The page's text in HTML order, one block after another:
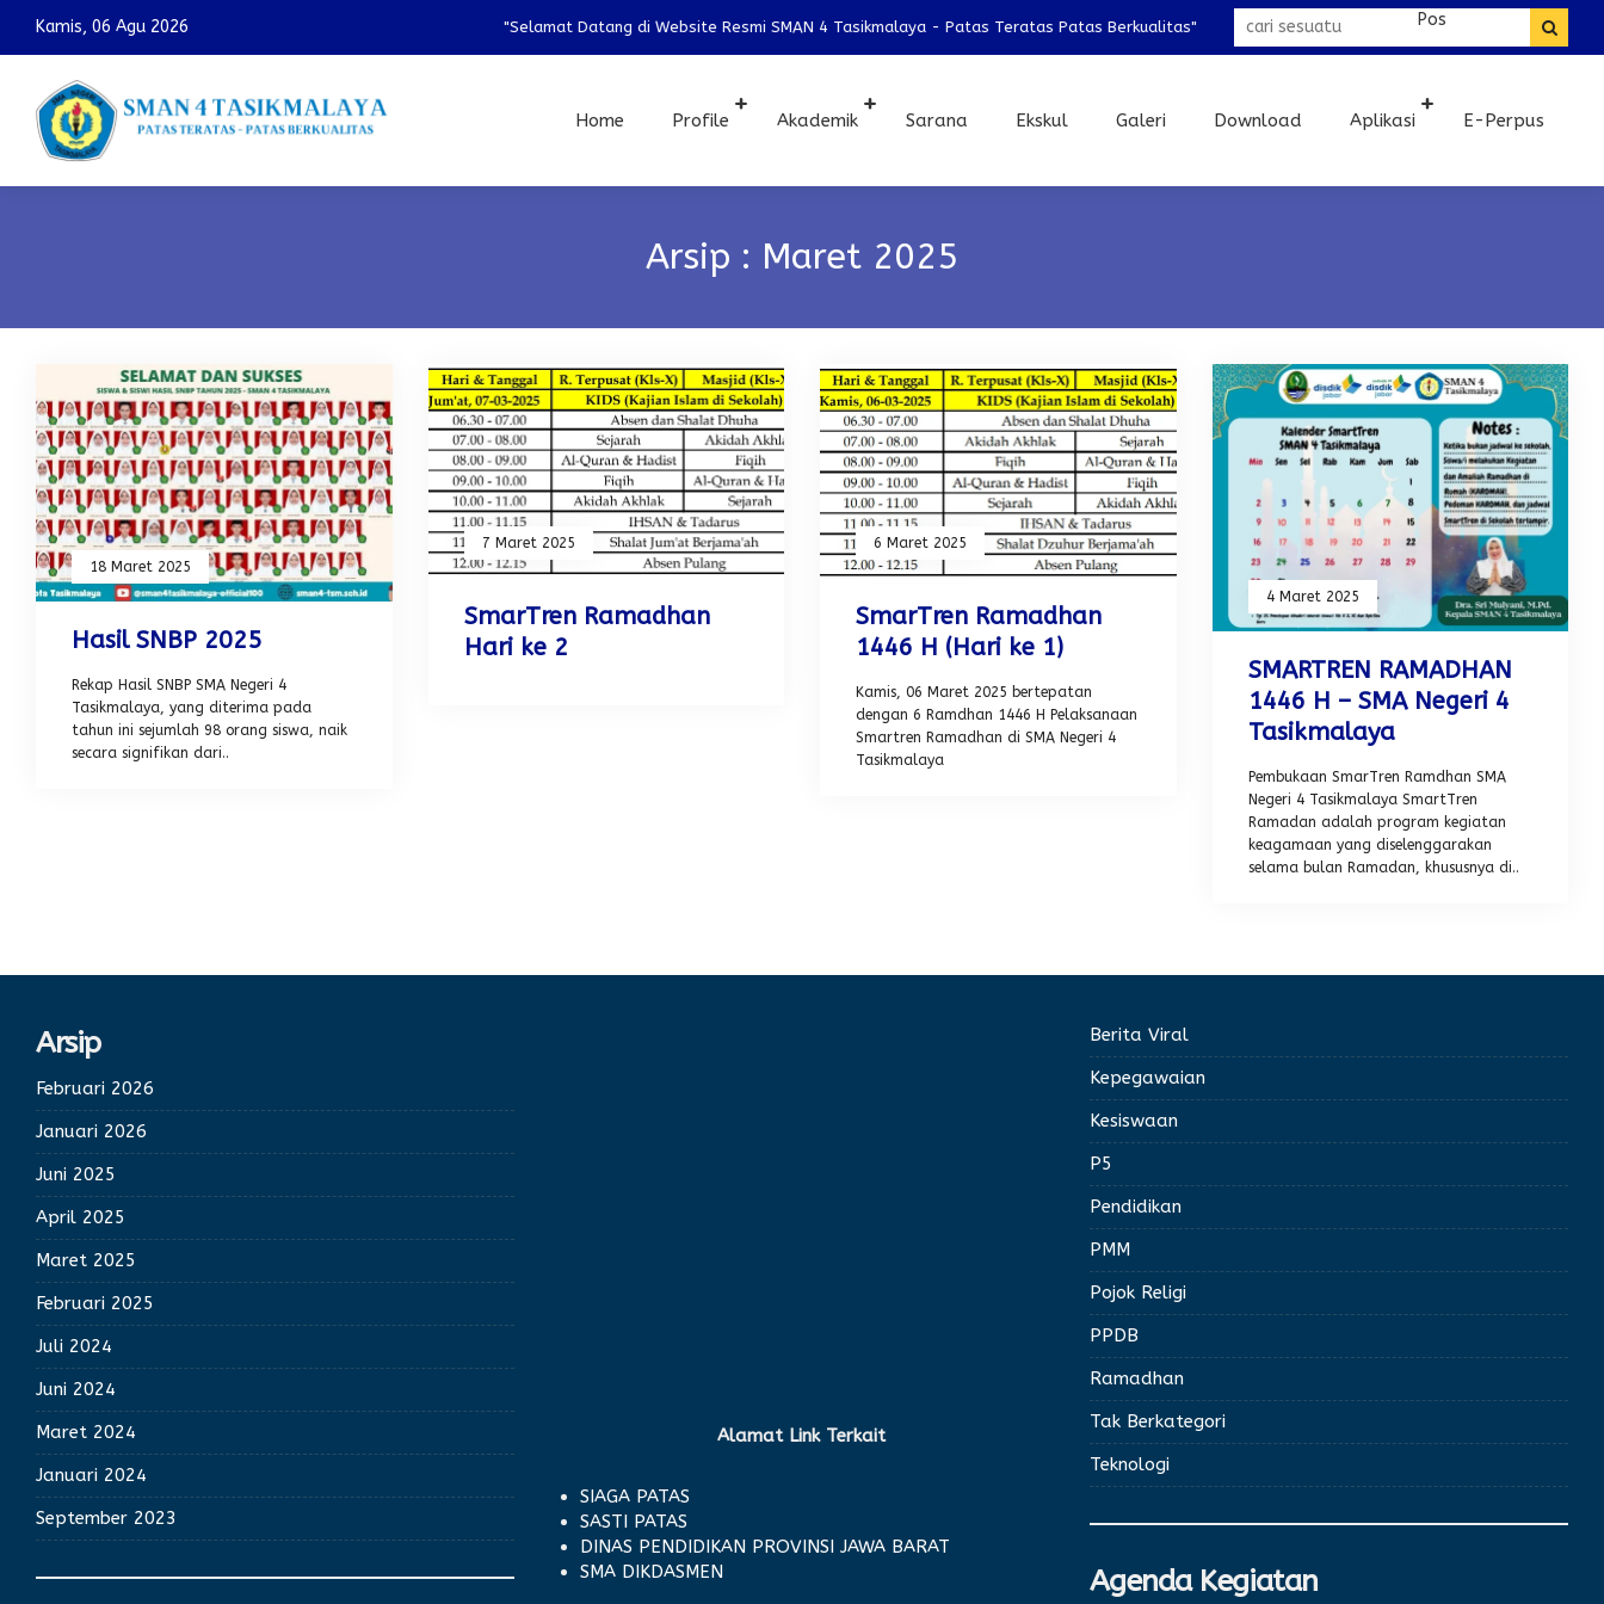
Kamis, 06 Agu 2026 "Selamat Datang di Website Resmi SMAN 4 Tasikmalaya - Patas Teratas Patas Berkualitas"
Home Profile Akademik Sarana Ekskul Galeri Download Aplikasi E-Perpus
Arsip : Maret 2025
18 Maret 2025
Hasil SNBP 2025
Rekap Hasil SNBP SMA Negeri 4
Tasikmalaya, yang diterima pada
tahun ini sejumlah 98 orang siswa, naik
secara signifikan dari..
7 Maret 2025
SmarTren Ramadhan
Hari ke 2
6 Maret 2025
SmarTren Ramadhan
1446 H (Hari ke 1)
Kamis, 06 Maret 2025 bertepatan
dengan 6 Ramdhan 1446 H Pelaksanaan
Smartren Ramadhan di SMA Negeri 4
Tasikmalaya
4 Maret 2025
SMARTREN RAMADHAN
1446 H – SMA Negeri 4
Tasikmalaya
Pembukaan SmarTren Ramdhan SMA
Negeri 4 Tasikmalaya SmartTren
Ramadan adalah program kegiatan
keagamaan yang diselenggarakan
selama bulan Ramadan, khususnya di..
Arsip
Februari 2026
Januari 2026
Juni 2025
April 2025
Maret 2025
Februari 2025
Juli 2024
Juni 2024
Maret 2024
Januari 2024
September 2023
Alamat Link Terkait
SIAGA PATAS
SASTI PATAS
DINAS PENDIDIKAN PROVINSI JAWA BARAT
SMA DIKDASMEN
Berita Viral
Kepegawaian
Kesiswaan
P5
Pendidikan
PMM
Pojok Religi
PPDB
Ramadhan
Tak Berkategori
Teknologi
Agenda Kegiatan